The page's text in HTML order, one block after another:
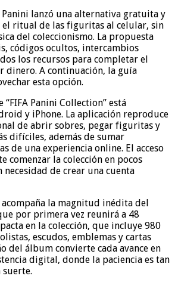
lanzó una alternativa gratuita y
ritual de las figuritas al celular, sin
del coleccionismo. La propuesta
códigos ocultos, intercambios
los recursos para completar el
dinero. A continuación, la guía
esta opción.
Panini Collection” está
y iPhone. La aplicación reproduce
de abrir sobres, pegar figuritas y
difíciles, además de sumar
de una experiencia online. El acceso
comenzar la colección en pocos
de crear una cuenta
la magnitud inédita del
por primera vez reunirá a 48
en la colección, que incluye 980
escudos, emblemas y cartas
del álbum convierte cada avance en
digital, donde la paciencia es tan